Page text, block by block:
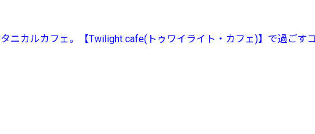
ニカルカフェ。【Twilight cafe(トゥワイライト・カフェ)】で過ごす